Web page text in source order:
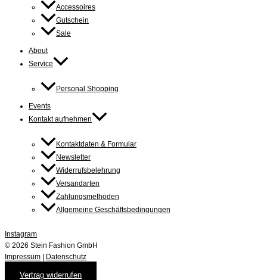
Accessoires
Gutschein
Sale
About
Service
Personal Shopping
Events
Kontakt aufnehmen
Kontaktdaten & Formular
Newsletter
Widerrufsbelehrung
Versandarten
Zahlungsmethoden
Allgemeine Geschäftsbedingungen
Instagram
© 2026 Stein Fashion GmbH
Impressum
Datenschutz
Vertrag widerrufen